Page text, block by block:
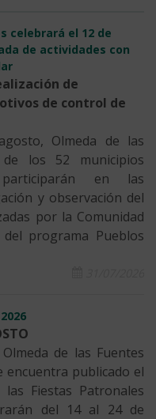
celebrará el 12 de
de actividades con
de
de control de
Olmeda de las
los 52 municipios
en las
y observación del
por la Comunidad
programa Pueblos
de las Fuentes
encuentra publicado el
Fiestas Patronales
del 14 al 24 de